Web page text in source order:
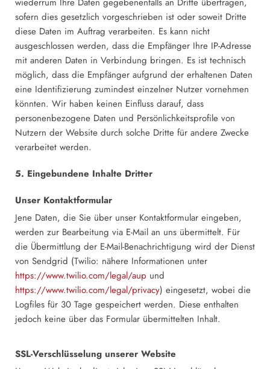
sofern dies gesetzlich vorgeschrieben ist oder soweit Dritte
diese Daten im Auftrag verarbeiten. Es kann nicht
ausgeschlossen werden, dass die Empfänger Ihre IP-Adresse
mit anderen Daten in Verbindung bringen. Es ist technisch
möglich, dass die Empfänger aufgrund der erhaltenen Daten
eine Identifizierung zumindest einzelner Nutzer vornehmen
könnten. Wir haben keinen Einfluss darauf, dass
personenbezogene Daten und Persönlichkeitsprofile von
Nutzern der Website durch solche Dritte für andere Zwecke
verarbeitet werden.
5. Eingebundene Inhalte Dritter
Unser Kontaktformular
Jene Daten, die Sie über unser Kontaktformular eingeben,
werden zur Bearbeitung via E-Mail an uns übermittelt. Für
die Übermittlung der E-Mail-Benachrichtigung wird der Dienst
von Sendgrid (Twilio: nähere Informationen unter
https://www.twilio.com/legal/aup und
https://www.twilio.com/legal/privacy) eingesetzt, wobei die
Logfiles für 30 Tage gespeichert werden. Diese enthalten
jedoch keine über das Formular übermittelten Inhalt.
SSL-Verschlüsselung unserer Website